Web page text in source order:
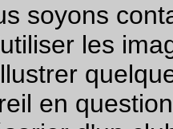
soyons
les
en